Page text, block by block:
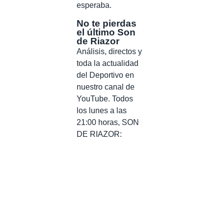
esperaba.
No te pierdas
el último Son
de Riazor
Análisis, directos y
toda la actualidad
del Deportivo en
nuestro canal de
YouTube. Todos
los lunes a las
21:00 horas, SON
DE RIAZOR: